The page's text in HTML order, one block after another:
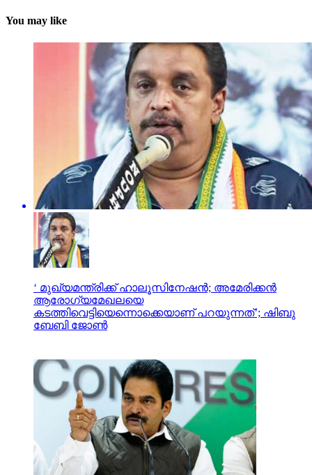
You may like
‘ മുഖ്യമന്ത്രിക്ക് ഹാലൂസിനേഷന്‍; അമേരിക്കന്‍
ആരോഗ്യമേഖലയെ
കടത്തിവെട്ടിയെന്നൊക്കെയാണ് പറയുന്നത്’; ഷിബു
ബേബി ജോണ്‍